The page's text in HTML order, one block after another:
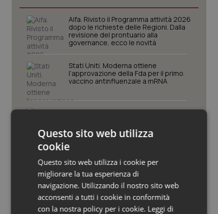
Sardegna
Sicilia
Toscana
Umbria
Veneto
Malattia di Crohn & Rettocolite Ulcerosa
Neuroscienze & patologie neurodegenerative
Obesità
Oftalmologia
Oncoematologia
Oncologia & Nutrizione
Psoriasi & pelle
Aifa. Rivisto il Programma attività 2026
dopo le richieste delle Regioni. Dalla
revisione del prontuario alla
governance, ecco le novità
Stati Uniti. Moderna ottiene
l’approvazione della Fda per il primo
vaccino antinfluenzale a mRNA
Nutrizione. Dall’Iss una guida
caldi: come idratarsi e cosa portare in
tavola a Ferragosto
Sangue e plasma. Inviati in Palestina
4.600 flaconi di farmaci
plasmaderivati nella zona di Nablus
Questo sito web utilizza
cookie
Questo sito web utilizza i cookie per
migliorare la tua esperienza di
navigazione. Utilizzando il nostro sito web
acconsenti a tutti i cookie in conformità
con la nostra policy per i cookie. Leggi di